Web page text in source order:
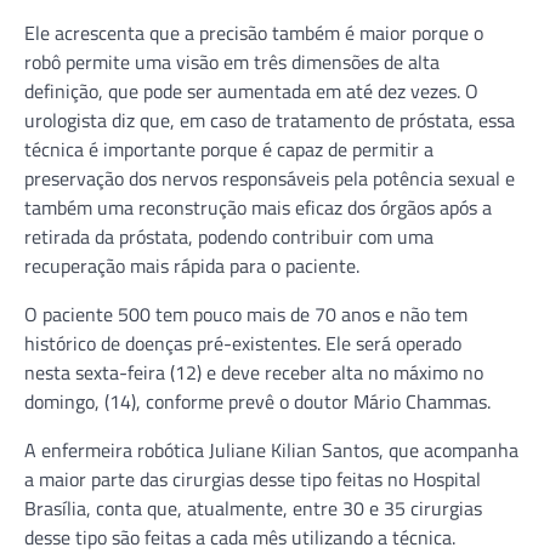
Ele acrescenta que a precisão também é maior porque o
robô permite uma visão em três dimensões de alta
definição, que pode ser aumentada em até dez vezes. O
urologista diz que, em caso de tratamento de próstata, essa
técnica é importante porque é capaz de permitir a
preservação dos nervos responsáveis pela potência sexual e
também uma reconstrução mais eficaz dos órgãos após a
retirada da próstata, podendo contribuir com uma
recuperação mais rápida para o paciente.
O paciente 500 tem pouco mais de 70 anos e não tem
histórico de doenças pré-existentes. Ele será operado
nesta sexta-feira (12) e deve receber alta no máximo no
domingo, (14), conforme prevê o doutor Mário Chammas.
A enfermeira robótica Juliane Kilian Santos, que acompanha
a maior parte das cirurgias desse tipo feitas no Hospital
Brasília, conta que, atualmente, entre 30 e 35 cirurgias
desse tipo são feitas a cada mês utilizando a técnica.